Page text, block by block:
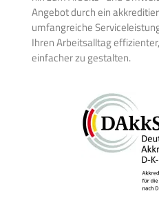
Angebot durch ein
umfangreiche
Ihren Arbeitsalltag
einfacher zu gestalten.